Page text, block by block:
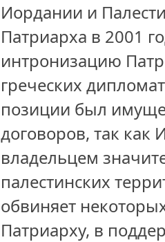
Иордании и
Патриарха в 2001
интронизацию
греческих
позиции был
договоров, так как
владельцем
палестинских
обвиняет
Патриарху, в